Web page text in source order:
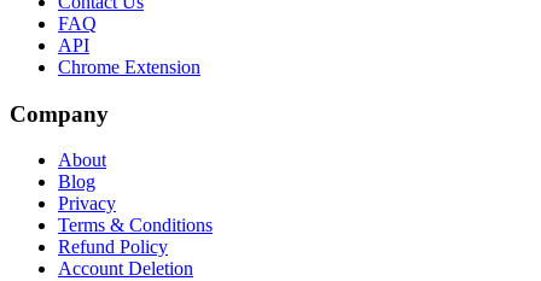
FAQ
API
Chrome Extension
Company
About
Blog
Privacy
Terms & Conditions
Refund Policy
Account Deletion